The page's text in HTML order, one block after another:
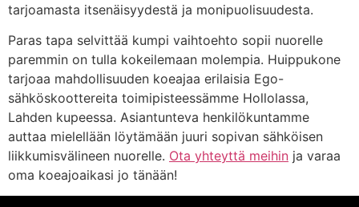
tarjoamasta itsenäisyydestä ja monipuolisuudesta.
Paras tapa selvittää kumpi vaihtoehto sopii nuorelle
paremmin on tulla kokeilemaan molempia. Huippukone
tarjoaa mahdollisuuden koeajaa erilaisia Ego-
sähköskoottereita toimipisteessämme Hollolassa,
Lahden kupeessa. Asiantunteva henkilökuntamme
auttaa mielellään löytämään juuri sopivan sähköisen
liikkumisvälineen nuorelle. Ota yhteyttä meihin ja varaa
oma koeajoaikasi jo tänään!